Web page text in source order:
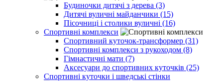
Будиночки дитячі з дерева (3)
Дитячі вуличні майданчики (15)
Пісочниці і столики вуличні (16)
Спортивні комплекси
Спортивний куточок-трансформер (31)
Спортивні комплекси з рукоходом (8)
Гімнастичні мати (7)
Аксесуари до спортивних куточків (25)
Спортивні куточки і шведські стінки